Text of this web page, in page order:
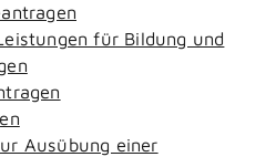
für Bildung und
Ausübung einer